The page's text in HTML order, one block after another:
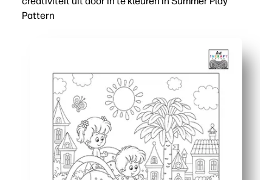
Pattern
Zorgt voor een schermloze kalmte die zorgt voor meer
Je stimuleert creativiteit en fijne motoriek met
Je kunt hem overal gebruiken - thuis, in de klas of op